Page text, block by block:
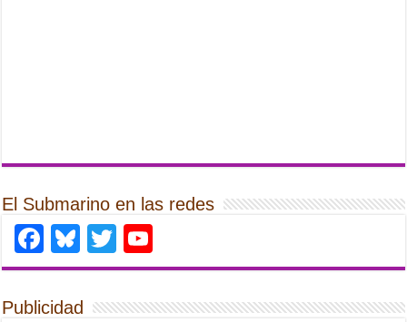
El Submarino en las redes
Facebook
Bluesky
Twitter
Publicidad